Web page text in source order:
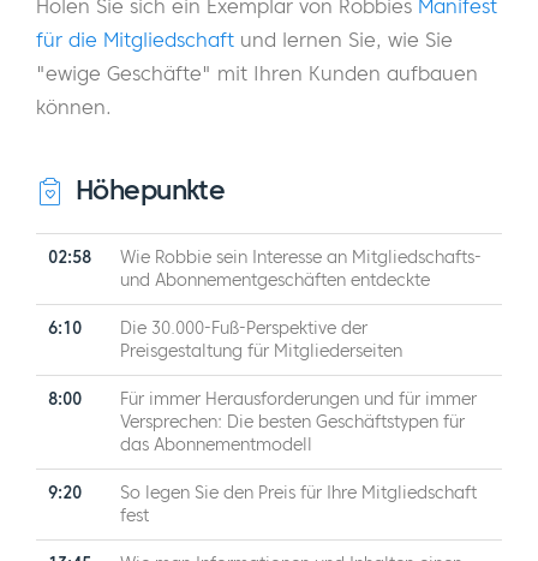
Holen Sie sich ein Exemplar von Robbies Manifest
für die Mitgliedschaft und lernen Sie, wie Sie
"ewige Geschäfte" mit Ihren Kunden aufbauen
können.
Höhepunkte
02:58
Wie Robbie sein Interesse an Mitgliedschafts-
und Abonnementgeschäften entdeckte
6:10
Die 30.000-Fuß-Perspektive der
Preisgestaltung für Mitgliederseiten
8:00
Für immer Herausforderungen und für immer
Versprechen: Die besten Geschäftstypen für
das Abonnementmodell
9:20
So legen Sie den Preis für Ihre Mitgliedschaft
fest